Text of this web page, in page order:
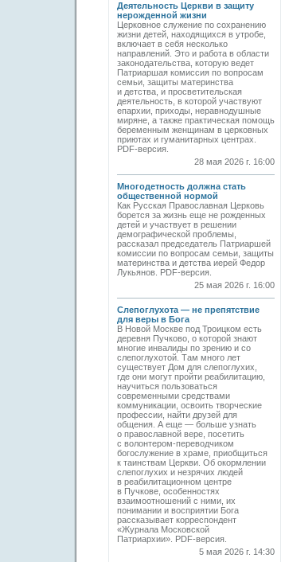
Деятельность Церкви в защиту
нерожденной жизни
Церковное служение по сохранению
жизни детей, находящихся в утробе,
включает в себя несколько
направлений. Это и работа в области
законодательства, которую ведет
Патриаршая комиссия по вопросам
семьи, защиты материнства
и детства, и просветительская
деятельность, в которой участвуют
епархии, приходы, неравнодушные
миряне, а также практическая помощь
беременным женщинам в церковных
приютах и гуманитарных центрах.
PDF-версия.
28 мая 2026 г. 16:00
Многодетность должна стать
общественной нормой
Как Русская Православная Церковь
борется за жизнь еще не рожденных
детей и участвует в решении
демографической проблемы,
рассказал председатель Патриаршей
комиссии по вопросам семьи, защиты
материнства и детства иерей Федор
Лукьянов. PDF-версия.
25 мая 2026 г. 16:00
Слепоглухота — не препятствие
для веры в Бога
В Новой Москве под Троицком есть
деревня Пучково, о которой знают
многие инвалиды по зрению и со
слепоглухотой. Там много лет
существует Дом для слепоглухих,
где они могут пройти реабилитацию,
научиться пользоваться
современными средствами
коммуникации, освоить творческие
профессии, найти друзей для
общения. А еще — больше узнать
о православной вере, посетить
с волонтером-переводчиком
богослужение в храме, приобщиться
к таинствам Церкви. Об окормлении
слепоглухих и незрячих людей
в реабилитационном центре
в Пучкове, особенностях
взаимоотношений с ними, их
понимании и восприятии Бога
рассказывает корреспондент
«Журнала Московской
Патриархии». PDF-версия.
5 мая 2026 г. 14:30